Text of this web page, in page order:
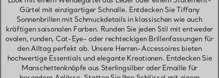
Gürtel mit einzigartiger Schnalle. Entdecken Sie Tiffany
Sonnenbrillen mit Schmuckdetails in klassischen wie auch
kräftigen saisonalen Farben. Runden Sie jeden Stil mit entweder
ovalen, runden, Cat-Eye- oder rechteckigen Brillenfassungen für
den Alltag perfekt ab. Unsere Herren-Accessoires bieten
hochwertige Essentials und elegante Kreationen. Entdecken Sie
Manschettenknöpfe aus Sterlingsilber oder Emaille für